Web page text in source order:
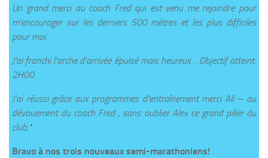
Un grand merci au coach Fred qui est venu me rejoindre pour
m'encourager sur les derniers 500 mètres et les plus difficiles
pour moi.
J'ai franchi l'arche d'arrivée épuisé mais heureux… Objectif atteint:
2H00
J'ai réussi grâce aux programmes d'entraînement merci Ali – au
dévouement du coach Fred , sans oublier Alex ce grand pilier du
club."
Bravo à nos trois nouveaux semi-marathoniens!